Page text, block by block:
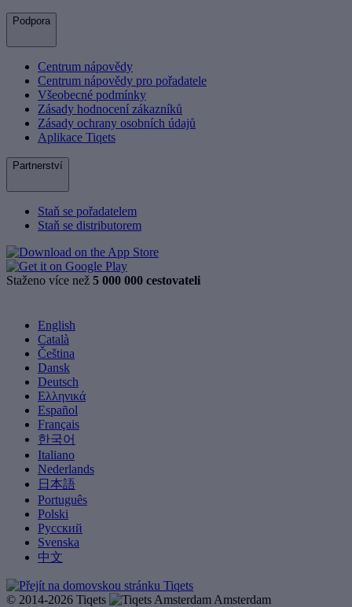
Podpora
Centrum nápovědy
Centrum nápovědy pro pořadatele
Všeobecné podmínky
Zásady hodnocení zákazníků
Zásady ochrany osobních údajů
Aplikace Tiqets
Partnerství
Staň se pořadatelem
Staň se distributorem
Staženo více než 5 000 000 cestovateli
English
Català
Čeština
Dansk
Deutsch
Ελληνικά
Español
Français
한국어
Italiano
Nederlands
日本語
Português
Polski
Русский
Svenska
中文
© 2014-2026 Tiqets
Amsterdam